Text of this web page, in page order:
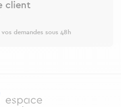
client
vos demandes sous 48h